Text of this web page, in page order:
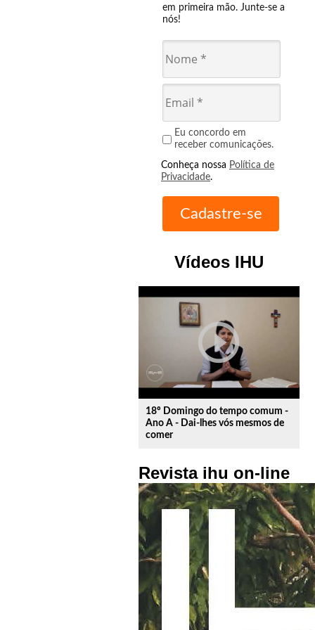
em primeira mão. Junte-se a
nós!
Eu concordo em
receber comunicações.
Conheça nossa Política de
Privacidade.
Vídeos IHU
play_circle_outline
18º Domingo do tempo comum -
Ano A - Dai-lhes vós mesmos de
comer
Revista ihu on-line